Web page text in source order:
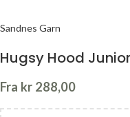
Sandnes Garn
Hugsy Hood
Fra kr 288,00